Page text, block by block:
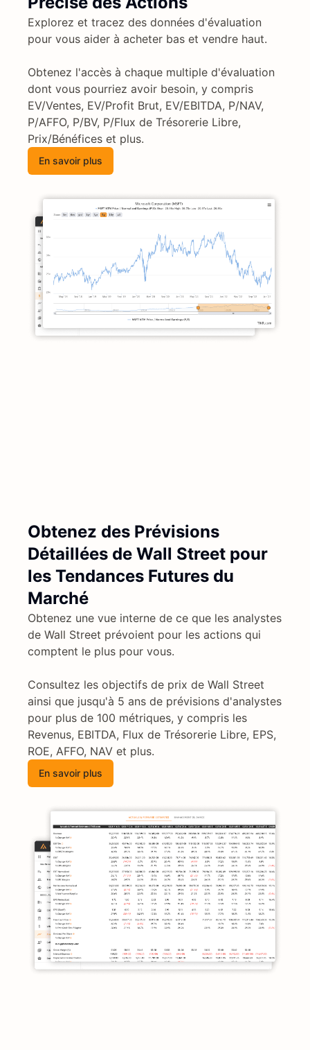
Explorez et tracez des données d'évaluation
pour vous aider à acheter bas et vendre haut.
Obtenez l'accès à chaque multiple d'évaluation
dont vous pourriez avoir besoin, y compris
EV/Ventes, EV/Profit Brut, EV/EBITDA, P/NAV,
P/AFFO, P/BV, P/Flux de Trésorerie Libre,
Prix/Bénéfices et plus.
En savoir plus
Obtenez des Prévisions
Détaillées de Wall Street pour
les Tendances Futures du
Marché
Obtenez une vue interne de ce que les analystes
de Wall Street prévoient pour les actions qui
comptent le plus pour vous.
Consultez les objectifs de prix de Wall Street
ainsi que jusqu'à 5 ans de prévisions d'analystes
pour plus de 100 métriques, y compris les
Revenus, EBITDA, Flux de Trésorerie Libre, EPS,
ROE, AFFO, NAV et plus.
En savoir plus